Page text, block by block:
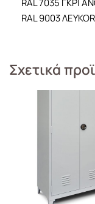
RAL 7035 ΓΚΡΙ
RAL 9003 ΛΕΥΚΟ
Σχετικά
Ερμάριο Δίφυλλο